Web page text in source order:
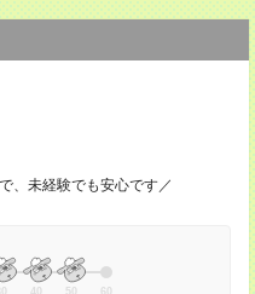
、未経験でも安心です／